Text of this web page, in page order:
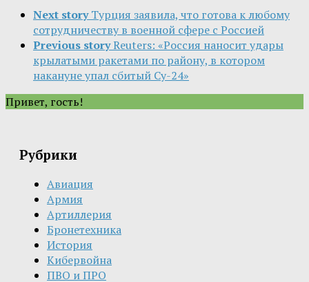
Next story Турция заявила, что готова к любому
сотрудничеству в военной сфере с Россией
Previous storyReuters: «Россия наносит удары
крылатыми ракетами по району, в котором
накануне упал сбитый Су-24»
Привет, гость!
Рубрики
Авиация
Армия
Артиллерия
Бронетехника
История
Кибервойна
ПВО и ПРО